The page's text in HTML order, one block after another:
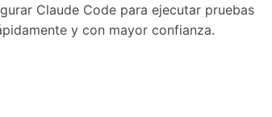
Claude Code para ejecutar pruebas
y con mayor confianza.